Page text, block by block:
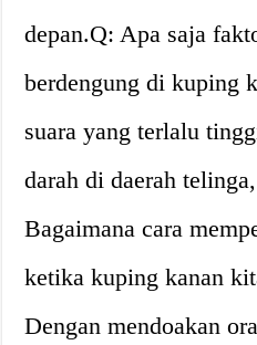
depan.Q: Apa saja
berdengung di kuping
suara yang terlalu
darah di daerah
Bagaimana cara
ketika kuping kanan
Dengan mendoakan